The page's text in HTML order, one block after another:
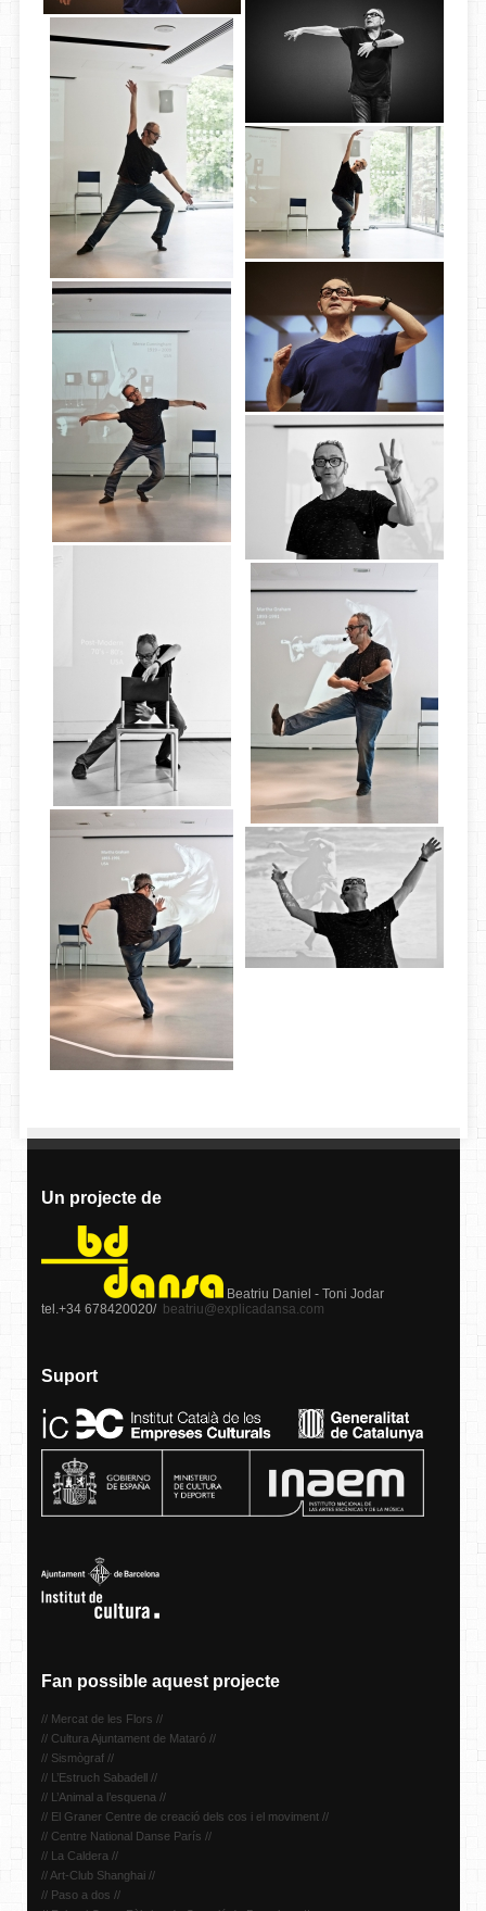
Un projecte de
Beatriu Daniel - Toni Jodar
tel.+34 678420020/ beatriu@explicadansa.com
Suport
Fan possible aquest projecte
// Mercat de les Flors //
// Cultura Ajuntament de Mataró //
// Sismògraf //
// L’Estruch Sabadell //
// L’Animal a l’esquena //
// El Graner Centre de creació dels cos i el moviment //
// Centre National Danse París //
// La Caldera //
// Art-Club Shanghai //
// Paso a dos //